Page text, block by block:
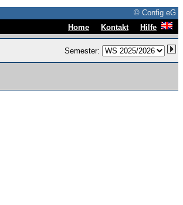
© Config eG
Home Kontakt Hilfe
Semester: